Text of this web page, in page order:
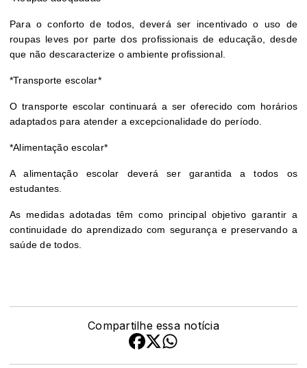
Para o conforto de todos, deverá ser incentivado o uso de
roupas leves por parte dos profissionais de educação, desde
que não descaracterize o ambiente profissional.
*Transporte escolar*
O transporte escolar continuará a ser oferecido com horários
adaptados para atender a excepcionalidade do período.
*Alimentação escolar*
A alimentação escolar deverá ser garantida a todos os
estudantes.
As medidas adotadas têm como principal objetivo garantir a
continuidade do aprendizado com segurança e preservando a
saúde de todos.
Compartilhe essa notícia